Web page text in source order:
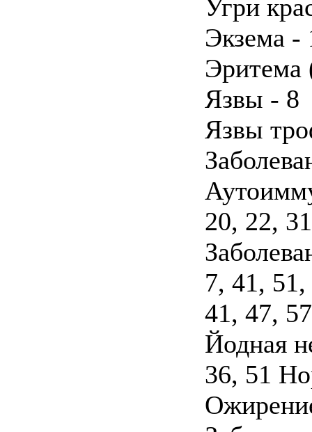
Угри
Экзема -
Эритема
Язвы - 8
Язвы
20, 22,
7, 41, 51,
41, 47,
Йодная
36, 51